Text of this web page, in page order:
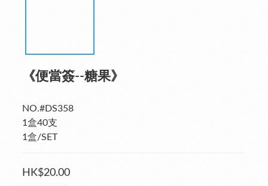
《便當簽--糖果》
NO.#DS358
1盒40支
1盒/SET
HK$20.00